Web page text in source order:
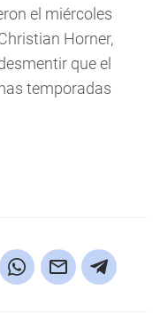
el miércoles
Horner,
que el
temporadas